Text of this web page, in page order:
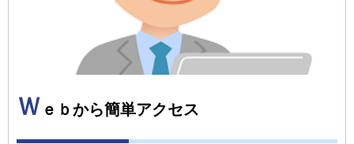
Ｗ ｅｂから簡単アクセス